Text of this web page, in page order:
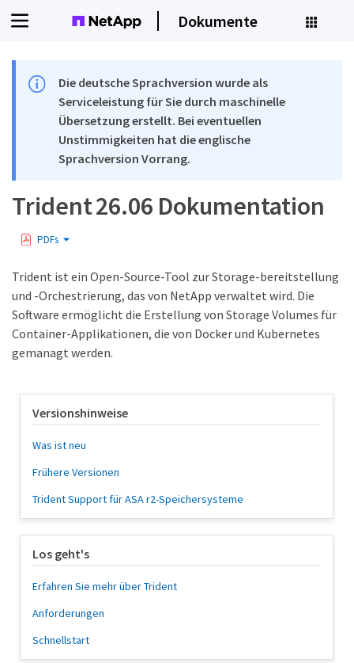
Dokumente
Die deutsche Sprachversion wurde als
Serviceleistung für Sie durch maschinelle
Übersetzung erstellt. Bei eventuellen
Unstimmigkeiten hat die englische
Sprachversion Vorrang.
Trident 26.06 Dokumentation
PDFs
Trident ist ein Open-Source-Tool zur Storage-bereitstellung
und -Orchestrierung, das von NetApp verwaltet wird. Die
Software ermöglicht die Erstellung von Storage Volumes für
Container-Applikationen, die von Docker und Kubernetes
gemanagt werden.
Versionshinweise
Was ist neu
Frühere Versionen
Trident Support für ASA r2-Speichersysteme
Los geht's
Erfahren Sie mehr über Trident
Anforderungen
Schnellstart